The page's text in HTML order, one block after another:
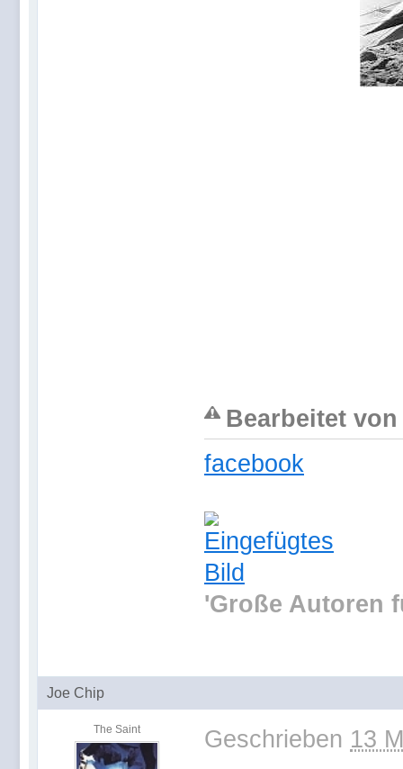
Bearbeitet von
facebook
'Große Autoren
Joe Chip
The Saint Geschrieben 13